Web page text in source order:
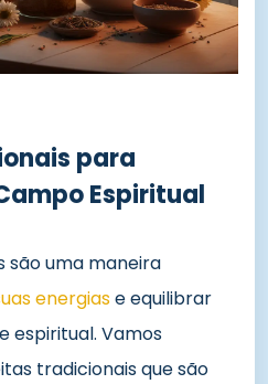
para
Espiritual
são uma maneira
energiase equilibrar
espiritual. Vamos
tradicionais que são